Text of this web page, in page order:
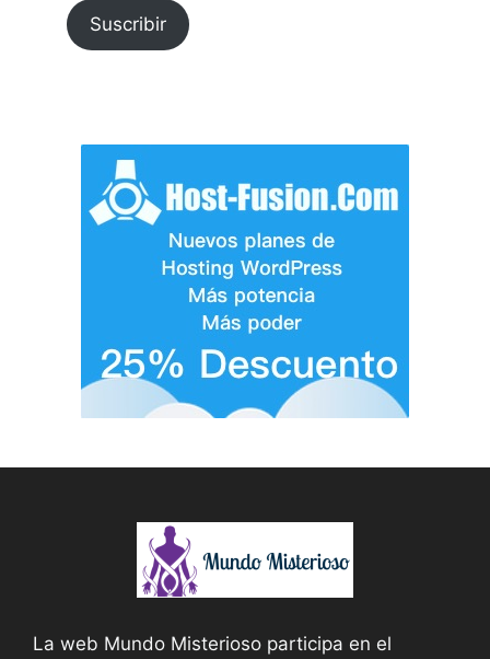
Suscribir
La web Mundo Misterioso participa en el